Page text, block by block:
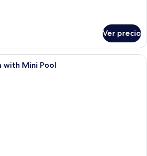
Ver precio
Ropa de cama de alta calidad,
with Mini Pool